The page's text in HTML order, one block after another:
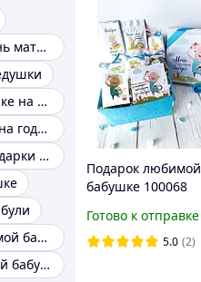
Подарок на день матери
Подарок бабушке на день рождения
Подарки жене на годовщину
Новогодние подарки бабушке
Подарок любимой бабушке
Чашка любимой бабушке
Подарок любимой
бабушке 100068
Готово к отправке
5.0 (2)